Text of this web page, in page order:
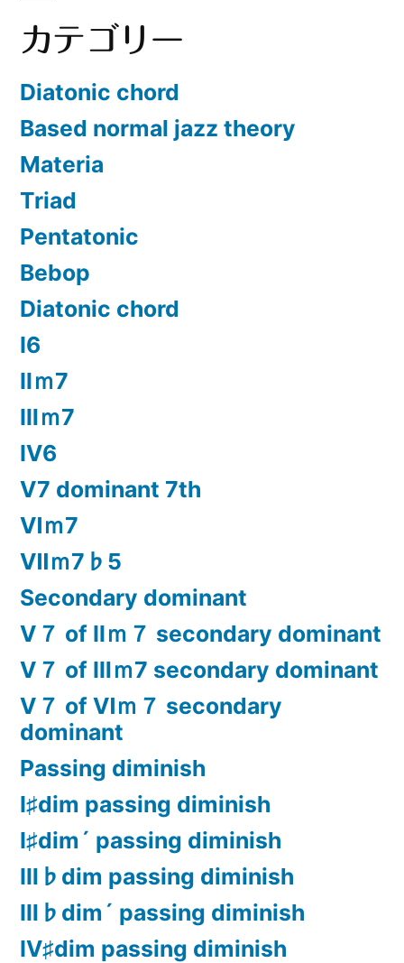
カテゴリー
Diatonic chord
Based normal jazz theory
Materia
Triad
Pentatonic
Bebop
Diatonic chord
Ⅰ6
Ⅱｍ7
Ⅲｍ7
Ⅳ6
Ⅴ7 dominant 7th
Ⅵｍ7
Ⅶｍ7♭5
Secondary dominant
Ⅴ７ of Ⅱｍ７ secondary dominant
Ⅴ７ of Ⅲｍ7 secondary dominant
Ⅴ７ of Ⅵｍ７ secondary
dominant
Passing diminish
Ⅰ♯dim passing diminish
Ⅰ♯dim´ passing diminish
Ⅲ♭dim passing diminish
Ⅲ♭dim´ passing diminish
Ⅳ♯dim passing diminish